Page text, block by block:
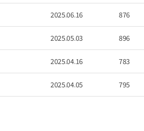
2025.06.16 876
2025.05.03 896
2025.04.16 783
2025.04.05 795